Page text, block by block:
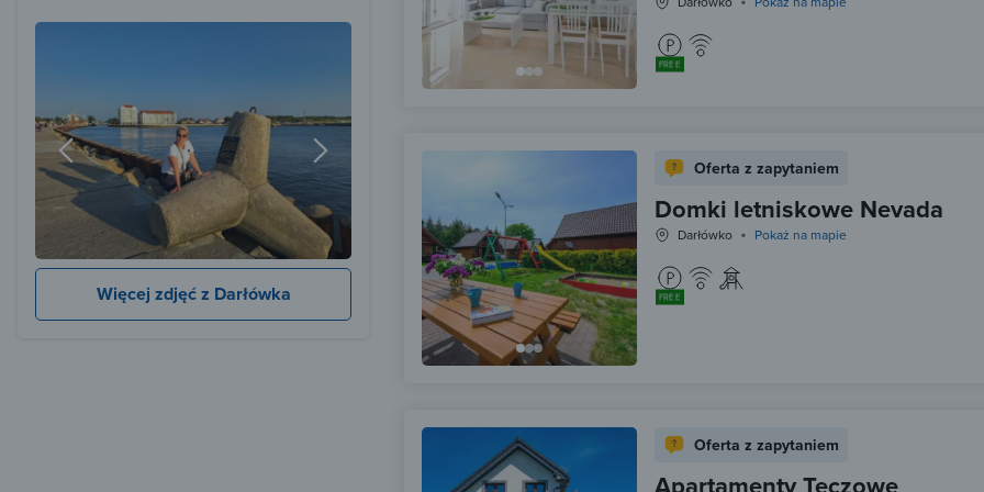
FREE
Oferta z zapytaniem
Domki letniskowe Nevada
Darłówko Pokaż na mapie
FREE
Oferta z zapytaniem
Więcej zdjęć z Darłówka